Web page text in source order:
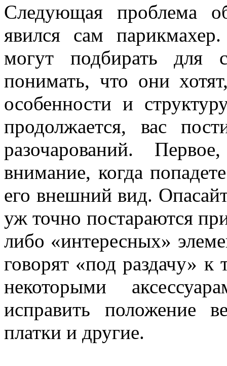
Следующая проблема
явился сам
могут подбирать для
понимать, что они
особенности и
продолжается, вас
разочарований.
внимание, когда
его внешний вид.
уж точно постараются
либо «интересных»
говорят «под раздачу» к
некоторыми
исправить положение
платки и другие.